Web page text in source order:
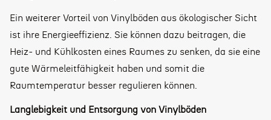
Ein weiterer Vorteil von Vinylböden aus ökologischer Sicht
ist ihre Energieeffizienz. Sie können dazu beitragen, die
Heiz- und Kühlkosten eines Raumes zu senken, da sie eine
gute Wärmeleitfähigkeit haben und somit die
Raumtemperatur besser regulieren können.
Langlebigkeit und Entsorgung von Vinylböden